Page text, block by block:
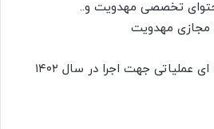
تخصصی مهدویت و..
مجازی مهدویت
در انتها مقرر شد تا برنامه ای عملیاتی جهت اجرا در سال ۱۴۰۲